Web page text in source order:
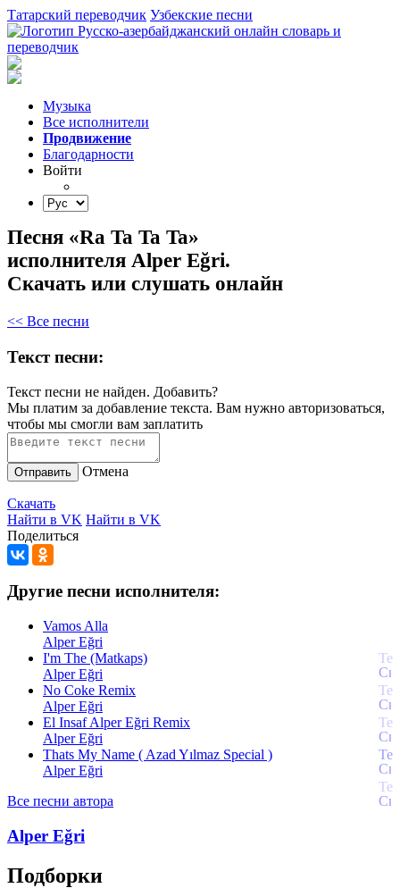
Татарский переводчик Узбекские песни
Музыка
Все исполнители
Продвижение
Благодарности
Войти
Песня «Ra Ta Ta Ta»
исполнителя Alper Eğri.
Скачать или слушать онлайн
<< Все песни
Текст песни:
Текст песни не найден. Добавить?
Мы платим за добавление текста. Вам нужно авторизоваться,
чтобы мы смогли вам заплатить
Отправить Отмена
Скачать
Найти в VK Найти в VK
Поделиться
Другие песни исполнителя:
Vamos Alla
Alper Eğri
I'm The (Matkaps)
Alper Eğri
No Coke Remix
Alper Eğri
El Insaf Alper Eğri Remix
Alper Eğri
Thats My Name ( Azad Yılmaz Special )
Alper Eğri
Все песни автора
Alper Eğri
Подборки